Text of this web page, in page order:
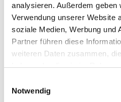
analysieren. Außerdem
Verwendung unserer Website
soziale Medien, Werbung und
Partner führen diese
weiteren Daten zusammen,
haben oder die sie im
Notwendig
Umrechnungsfaktoren